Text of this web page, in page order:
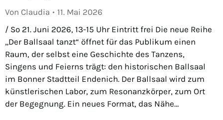
Von Claudia
11. Mai 2026
/ So 21. Juni 2026, 13-15 Uhr Eintritt frei Die neue Reihe
„Der Ballsaal tanzt“ öffnet für das Publikum einen
Raum, der selbst eine Geschichte des Tanzens,
Singens und Feierns trägt: den historischen Ballsaal
im Bonner Stadtteil Endenich. Der Ballsaal wird zum
künstlerischen Labor, zum Resonanzkörper, zum Ort
der Begegnung. Ein neues Format, das Nähe…